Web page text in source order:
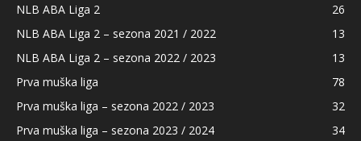
NLB ABA Liga 2
26
NLB ABA Liga 2 – sezona 2021 / 2022
13
NLB ABA Liga 2 – sezona 2022 / 2023
13
Prva muška liga
78
Prva muška liga – sezona 2022 / 2023
32
Prva muška liga – sezona 2023 / 2024
34